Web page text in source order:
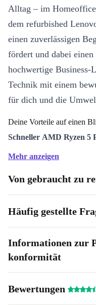
Alltag – im
dem refurbished
einen zuverlässigen
fördert und dabei
hochwertige Business-
Technik mit einem
für dich und die
Deine Vorteile auf einen
Schneller AMD Ryzen 5
Multitasking-Aufgaben
Klares 14” IPS-Display:
scharfe Texte und eine
Arbeiten.
verlässlich. Du erhältst
und LAN bist du in jedem
Mehr anzeigen
Von gebraucht zu
Häufig gestellte
Informationen zur
konformität
Bewertungen